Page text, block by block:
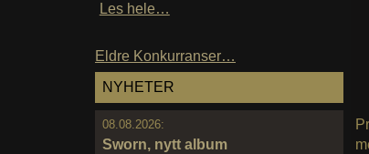
Les hele…
Eldre Konkurranser…
NYHETER
08.08.2026:
Sworn, nytt album